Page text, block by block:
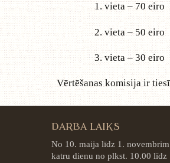
1. vieta –
2. vieta –
3. vieta –
Vērtēšanas komisija ir
DARBA LAIKS
No 10. maija līdz 1. novembrim
katru dienu no plkst. 10.00 līdz